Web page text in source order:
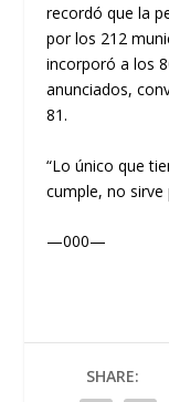
recordó que la
por los 212
incorporó a los
anunciados,
81.
“Lo único que
cumple, no sirve
—000—
SHARE: